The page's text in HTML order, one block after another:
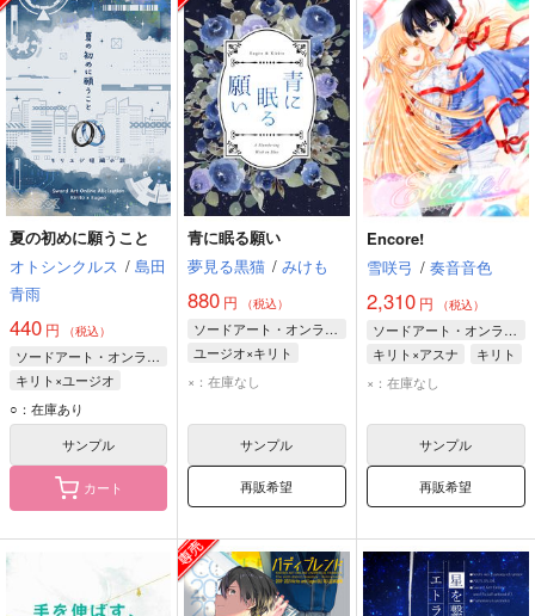
夏の初めに願うこと
オトシンクルス / 島田
青雨
440 円 （税込）
ソードアート・オンライン
キリト×ユージオ
キリト
ユージオ
○：在庫あり
サンプル
カート
青に眠る願い
夢見る黒猫 / みけも
880 円 （税込）
ソードアート・オンライン
ユージオ×キリト
ユージオ
×：在庫なし
サンプル
再販希望
Encore!
雪咲弓 / 奏音音色
2,310円 （税込）
ソードアート・オンライン
キリト×アスナ
キリト
アスナ
×：在庫なし
サンプル
再販希望